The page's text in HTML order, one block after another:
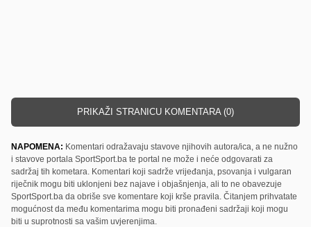
PRIKAŽI STRANICU KOMENTARA (0)
NAPOMENA: Komentari odražavaju stavove njihovih autora/ica, a ne nužno
i stavove portala SportSport.ba te portal ne može i neće odgovarati za
sadržaj tih kometara. Komentari koji sadrže vrijeđanja, psovanja i vulgaran
riječnik mogu biti uklonjeni bez najave i objašnjenja, ali to ne obavezuje
SportSport.ba da obriše sve komentare koji krše pravila. Čitanjem prihvatate
mogućnost da među komentarima mogu biti pronađeni sadržaji koji mogu
biti u suprotnosti sa vašim uvjerenjima.